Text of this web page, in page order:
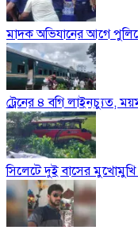
মাদক অভিযানের আগে
ট্রেনের ৪ বগি লাইনচ্যুত,
সিলেটে দুই বাসের মুখোমুখি